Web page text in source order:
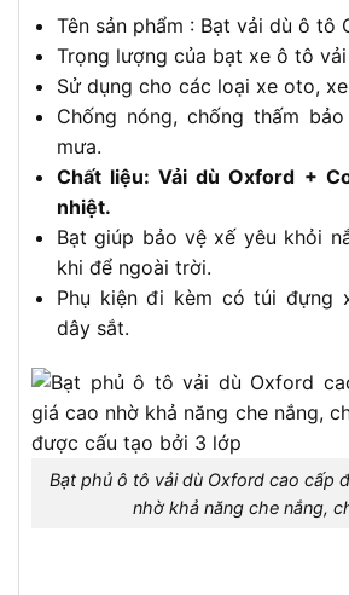
Tên sản phẩm : Bạt vải dù ô tô
Trọng lượng của bạt xe ô tô
Sử dụng cho các loại xe oto,
Chống nóng, chống thấm
mưa.
Chất liệu: Vải dù Oxford +
nhiệt.
Bạt giúp bảo vệ xế yêu khỏi
khi để ngoài trời.
Phụ kiện đi kèm có túi đựng
dây sắt.
Bạt phủ ô tô vải dù Oxford cao cấp
nhờ khả năng che nắng,